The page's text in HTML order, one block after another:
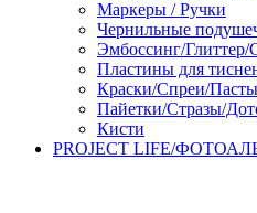
Маркеры / Ручки
Чернильные
Эмбоссинг/
Пластины для
Краски/Спреи/Пасты
Пайетки/Стразы/
Кисти
PROJECT LIFE/